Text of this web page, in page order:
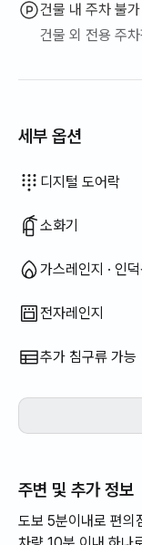
건물 내 주차 불가
건물 외 전용 주
세부 옵션
디지털 도어락
소화기
가스레인지 · 인덕
전자레인지
추가 침구류 가능
보일러 (도시가스)
식탁 및 의자
이용 불가:
열쇠 잠금 장치
이용 불가:
경비실 · 경비원
이용 불가:
TV
이용 불가:
세탁기
이용 불가:
건조기
이용 불가:
공용 가스레인지 ·
이용 불가:
공용 냉장고
이용 불가:
공용 전자레인지
이용 불가:
공용 세탁기
이용 불가:
공용 건조기
이용 불가:
옷장
이용 불가:
소파
이용 불가:
사무용 책상
비데
드라이기
바디워시
샴푸 · 린스
칫솔
치약
수건
토퍼 · 접이식 매트리스
블라인드
세탁 세제
섬유 유연제
식기 세정제
행주
수세미
전기 주전자
전기 밥솥
조리 도구 (도마, 칼, 가위
냄비 · 후라이팬
기본 식기 (그릇, 컵 등)
야외 바베큐 시설
스파 · 월풀
자쿠지 · 히노끼탕
빔프로젝터
세탁건조기 일체형
이용 불가: 욕조
이용 불가: 필터 샤워기
이용 불가: 비누
이용 불가: 화장지
이용 불가: 암막 커튼
이용 불가: 빗자루
이용 불가: 음식물 쓰레기
이용 불가: 쓰레기 봉투
이용 불가: 청소기
이용 불가: 엘리베이터
이용 불가: 무료 피트니스
이용 불가: 수영장
이용 불가: 무료 공용 사
이용 불가: 테라스
이용 불가: 행거
이용 불가: 좌식 식탁
이용 불가: 소파베드
이용 불가: 선풍기
이용 불가: 전기보일러
이용 불가: 기름(등유) 난방
이용 불가: LPG 가스
이용 불가: 신재생 에너지
이용 불가: 유선 인터넷
이용 불가: 빨래 건조대
이용 불가: 다리미
주변 및 추가 정보
도보 5분이내로 편의